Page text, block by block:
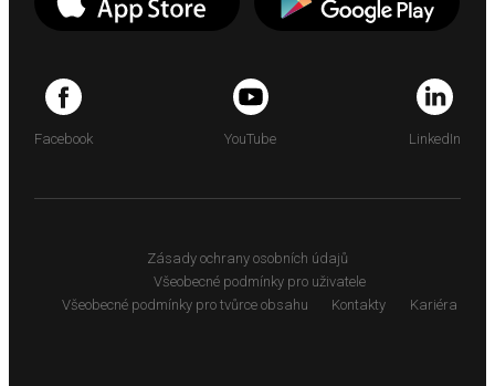
Facebook YouTube LinkedIn
Zásady ochrany osobních údajů
Všeobecné podmínky pro uživatele
Všeobecné podmínky pro tvůrce obsahu
Kontakty Kariéra